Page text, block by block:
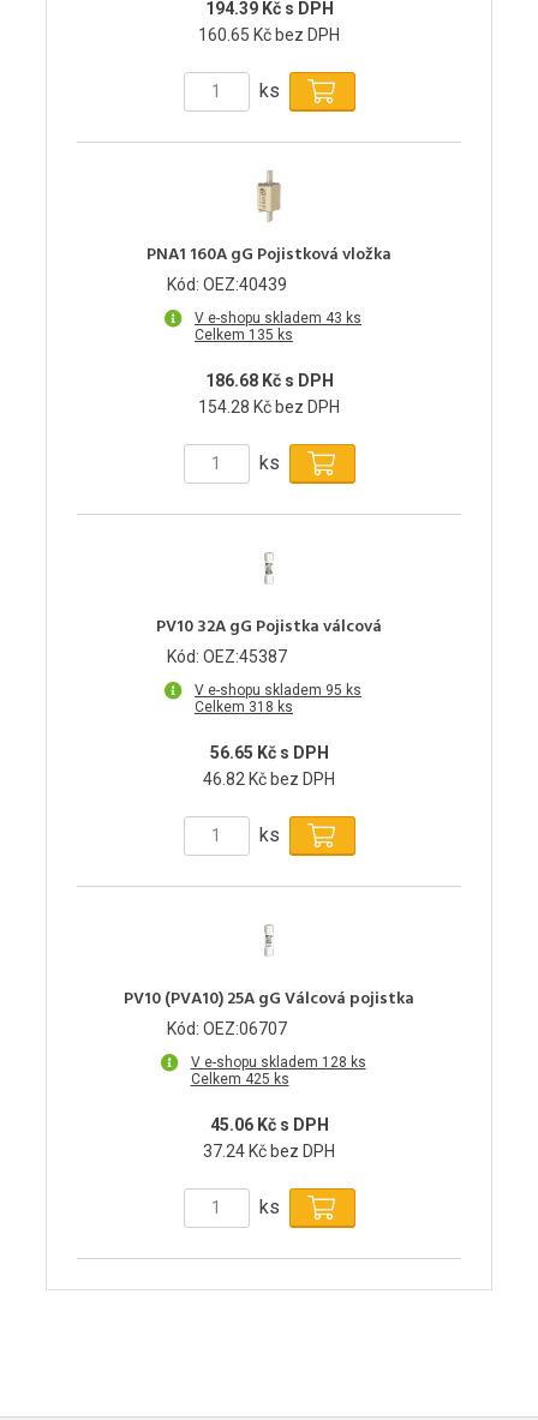
194.39 Kč s DPH
160.65 Kč bez DPH
ks
PNA1 160A gG Pojistková vložka
Kód: OEZ:40439
V e-shopu skladem 43 ks
Celkem 135 ks
186.68 Kč s DPH
154.28 Kč bez DPH
ks
PV10 32A gG Pojistka válcová
Kód: OEZ:45387
V e-shopu skladem 95 ks
Celkem 318 ks
56.65 Kč s DPH
46.82 Kč bez DPH
ks
PV10 (PVA10) 25A gG Válcová pojistka
Kód: OEZ:06707
V e-shopu skladem 128 ks
Celkem 425 ks
45.06 Kč s DPH
37.24 Kč bez DPH
ks